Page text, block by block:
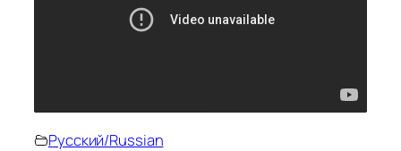
Русский/Russian